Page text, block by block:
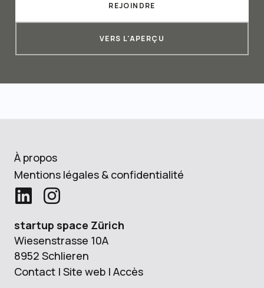
REJOINDRE
VERS L'APERÇU
À propos
Mentions légales & confidentialité
startup space Zürich
Wiesenstrasse 10A
8952 Schlieren
Contact | Site web | Accès